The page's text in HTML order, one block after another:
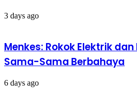
3 days ago
Menkes: Rokok Elektrik
Sama-Sama Berbahaya
6 days ago